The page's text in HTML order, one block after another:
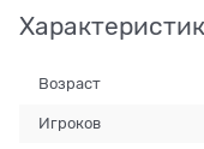
Возраст
Игроков